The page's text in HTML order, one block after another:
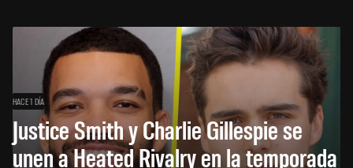
HACE 1 DÍA
Justice Smith y Charlie Gillespie se
unen a Heated Rivalry en la temporada